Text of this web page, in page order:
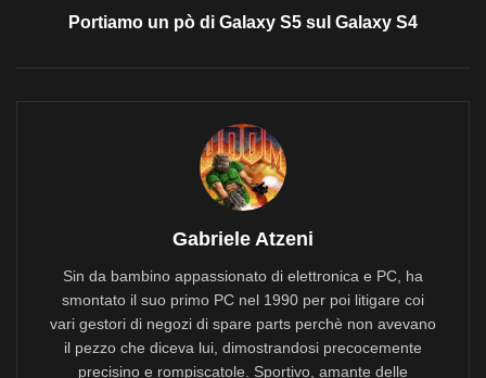
Portiamo un pò di Galaxy S5 sul Galaxy S4
Gabriele Atzeni
Sin da bambino appassionato di elettronica e PC, ha
smontato il suo primo PC nel 1990 per poi litigare coi
vari gestori di negozi di spare parts perchè non avevano
il pezzo che diceva lui, dimostrandosi precocemente
precisino e rompiscatole. Sportivo, amante delle